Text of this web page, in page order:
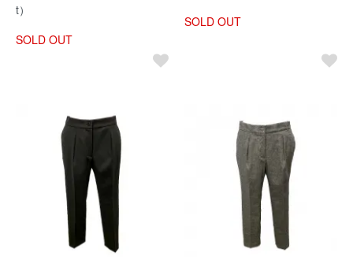
t）
SOLD OUT
SOLD OUT